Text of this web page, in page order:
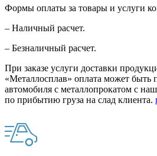
Формы оплаты за товары и услуги
– Наличный расчет.
– Безналичный расчет.
При заказе услуги доставки
«Металлосплав» оплата может быть
автомобиля с металлопрокатом с
по прибытию груза на слад клиента.